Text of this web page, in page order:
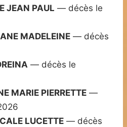
JEAN PAUL — décès le
MADELEINE — décès
— décès le
MARIE PIERRETTE —
LUCETTE — décès